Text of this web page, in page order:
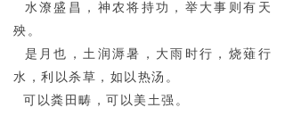
水潦盛昌，神农将持功，举大事则有天
殃。
是月也，土润溽暑，大雨时行，烧薙行
水，利以杀草，如以热汤。
可以粪田畴，可以美土强。